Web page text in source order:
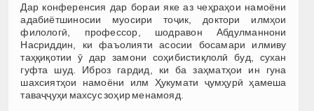
Дар конференсия дар бораи яке аз чеҳраҳои намоёни
адабиётшиносии муосири тоҷик, доктори илмҳои
филологӣ, профессор, шодравон Абдулманнони
Насриддин, ки фаъолияти асосии босамари илмиву
таҳқиқотии ӯ дар замони соҳибистиқлолӣ буд, сухан
гуфта шуд. Иброз гардид, ки ба заҳматҳои ин гуна
шахсиятҳои намоёни илм Ҳукумати ҷумҳурӣ ҳамеша
таваҷҷуҳи махсус зоҳир менамояд.